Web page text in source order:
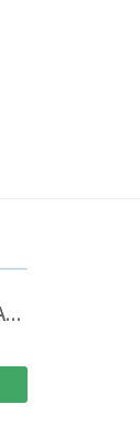
Inteligência Artificial (IA)